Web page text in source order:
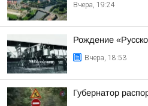
Вчера, 19:24
Рождение
Вчера, 18:53
Губернатор